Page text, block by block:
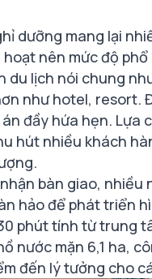
dưỡng mang lại
nên mức độ
du lịch nói chung
như hotel, resort.
đầy hứa hẹn. Lựa
hút nhiều khách
bàn giao,
hảo để phát triển
phút tính từ trung
nước mặn 6,1 ha,
đến lý tưởng cho